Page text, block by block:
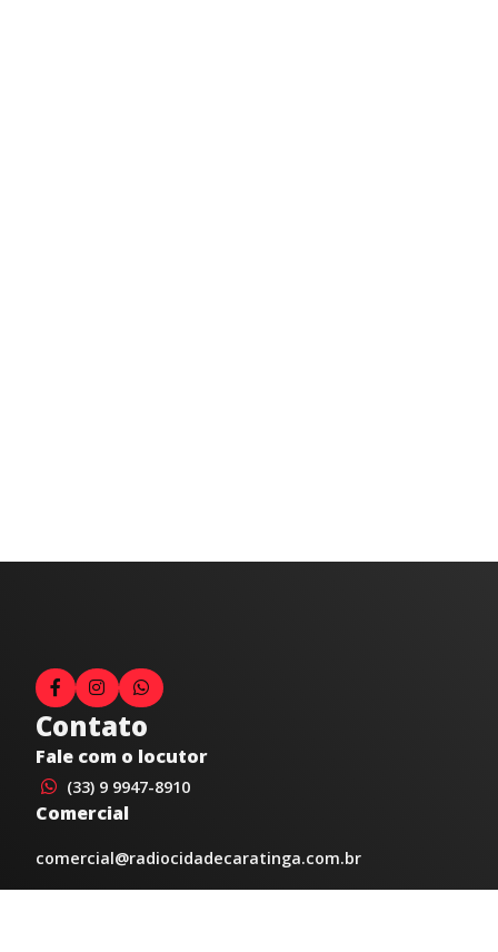
Contato
Fale com o locutor
(33) 9 9947-8910
Comercial
comercial@radiocidadecaratinga.com.br
joao@radiocidadecaratinga.com.br